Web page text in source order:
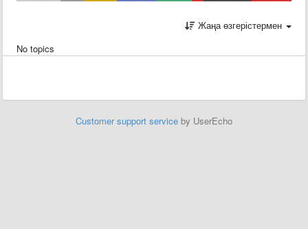
Жаңа өзгерістермен
No topics
Customer support service by UserEcho